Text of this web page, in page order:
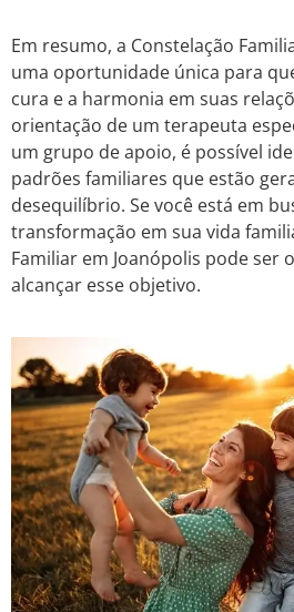
Em resumo, a Constelação
uma oportunidade única para
cura e a harmonia em suas
orientação de um terapeuta
um grupo de apoio, é possível
padrões familiares que estão
desequilíbrio. Se você está em
transformação em sua vida
Familiar em Joanópolis pode ser
alcançar esse objetivo.